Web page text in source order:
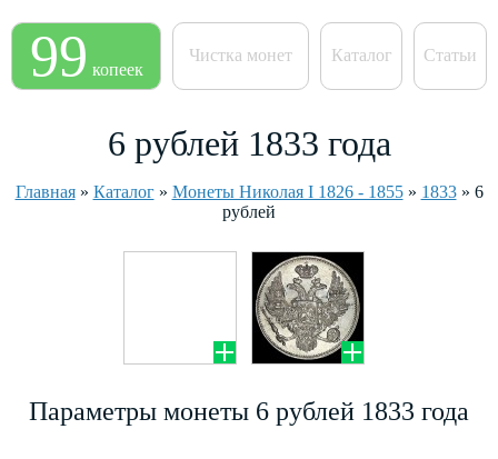
99 копеек
Чистка монет Каталог Статьи
6 рублей 1833 года
Главная» Каталог» Монеты Николая I 1826 - 1855» 1833» 6
рублей
Параметры монеты 6 рублей 1833 года